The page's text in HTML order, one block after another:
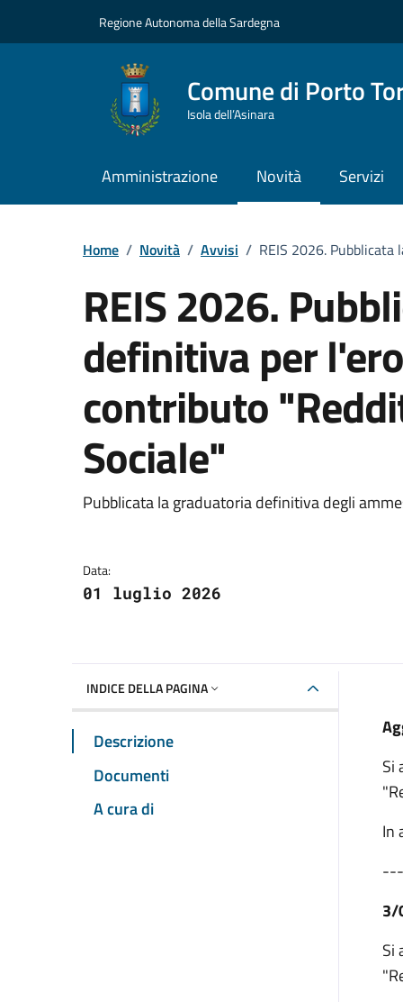
Regione Autonoma della Sardegna
Comune di Porto
Isola dell’Asinara
Amministrazione Novità Servizi
Home / Novità / Avvisi / REIS 2026.
REIS 2026.
definitiva per
contributo
Sociale"
Dettagli della notizia
Pubblicata la graduatoria definitiva degli
Data:
01 luglio 2026
INDICE DELLA PAGINA
Descrizione
Documenti
A cura di
Si
In
3/
Si